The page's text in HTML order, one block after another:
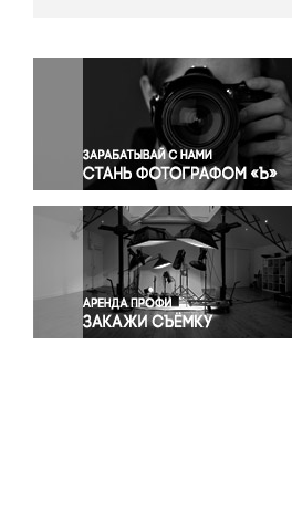
Окружающая среда
Политика
Правосудие
Происшествия и конфликты
Религия
Светская жизнь
Спорт
Экология
Экономика и бизнес